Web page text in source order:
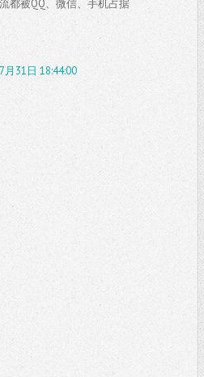
都被QQ、微信、手机占据
月31日 18:44:00